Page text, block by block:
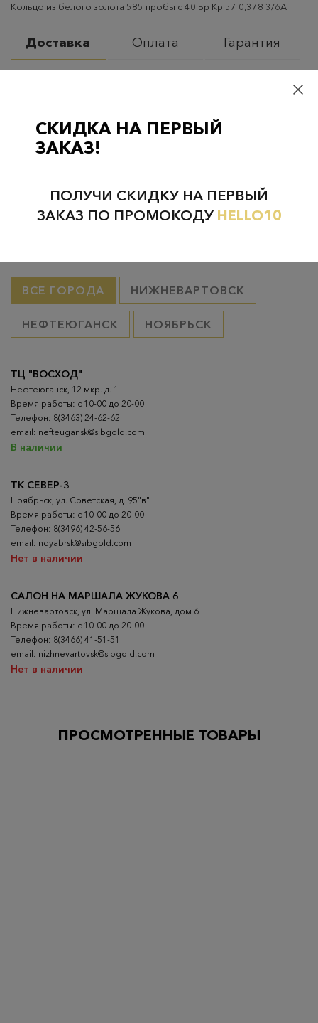
Кольцо из белого золота 585 пробы с 40 Бр Кр 57 0,378 3/6А
Доставка Оплата Гарантия
Курьерская доставка на дом или в офис– бесплатно если
товар оплачен, в остальных случаях 300 руб.
ВСЕ ГОРОДА НИЖНЕВАРТОВСК
НЕФТЕЮГАНСК НОЯБРЬСК
ТК СЕВЕР-3
Ноябрьск, ул. Советская, д. 95"в"
Время работы: с 10-00 до 20-00
Телефон: 8(3496) 42-56-56
email: noyabrsk@sibgold.com
Нет в наличии
ТЦ "ВОСХОД"
Нефтеюганск, 12 мкр. д. 1
Время работы: с 10-00 до 20-00
Телефон: 8(3463) 24-62-62
email: nefteugansk@sibgold.com
В наличии
САЛОН НА МАРШАЛА ЖУКОВА 6
Нижневартовск, ул. Маршала Жукова, дом 6
Время работы: с 10-00 до 20-00
Телефон: 8(3466) 41-51-51
email: nizhnevartovsk@sibgold.com
Нет в наличии
ПРОСМОТРЕННЫЕ ТОВАРЫ
СКИДКА НА ПЕРВЫЙ
ЗАКАЗ!
ПОЛУЧИ СКИДКУ НА ПЕРВЫЙ
ЗАКАЗ ПО ПРОМОКОДУ HELLO10